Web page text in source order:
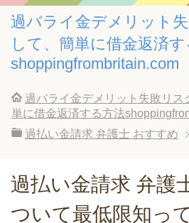
過バライ金デメリット
して、簡単に借金返済
shoppingfrombritain.com
過バライ金デメリット失敗リス
単に借金返済する方法
過払い金請求 弁護士 おすすめ
過払い金請求 弁護
ついて最低限知っ